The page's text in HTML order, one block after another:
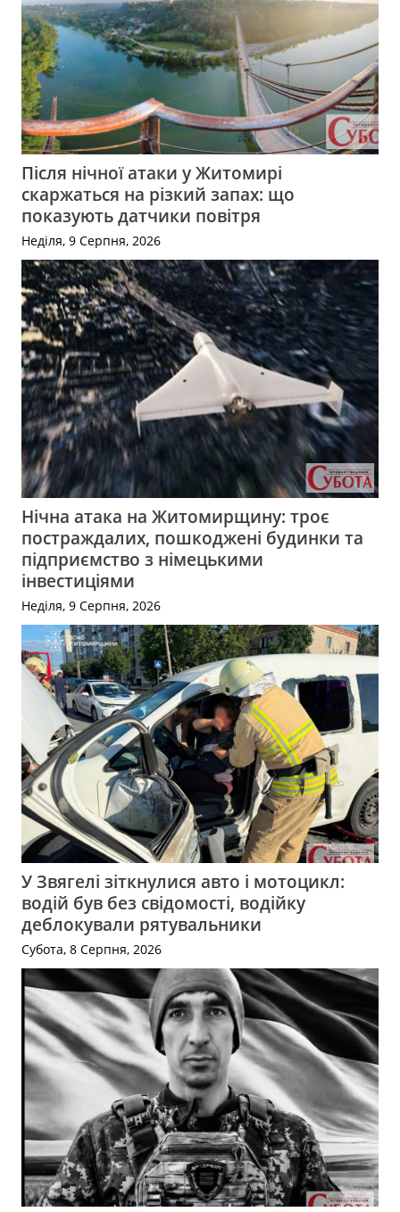
Після нічної атаки у Житомирі
скаржаться на різкий запах: що
показують датчики повітря
Неділя, 9 Серпня, 2026
Нічна атака на Житомирщину: троє
постраждалих, пошкоджені будинки та
підприємство з німецькими
інвестиціями
Неділя, 9 Серпня, 2026
У Звягелі зіткнулися авто і мотоцикл:
водій був без свідомості, водійку
деблокували рятувальники
Субота, 8 Серпня, 2026